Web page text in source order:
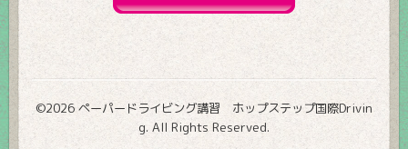
©2026 ペーパードライビング講習 ホップステップ国際Drivin
g. All Rights Reserved.